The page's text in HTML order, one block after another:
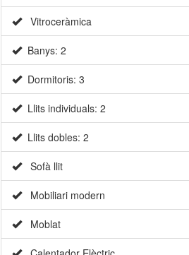
Vitroceràmica
Banys: 2
Dormitoris: 3
Llits individuals: 2
Llits dobles: 2
Sofà llit
Mobiliari modern
Moblat